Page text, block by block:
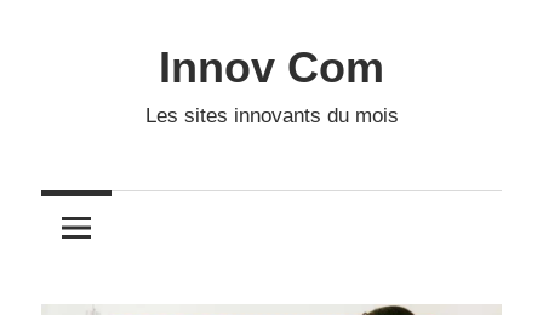
Innov Com
Les sites innovants du mois